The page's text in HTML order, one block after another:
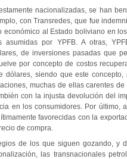
nacionalizadas, se han
con Transredes, que fue
al Estado boliviano en
asumidas por YPFB. A otras,
de inversiones pasadas que
por concepto de costos
siendo que este
muchas de ellas carentes
con la injusta devolución del
en los consumidores. Por último,
favorecidas con la
de compra.
de los que siguen gozando, y
las transnacionales